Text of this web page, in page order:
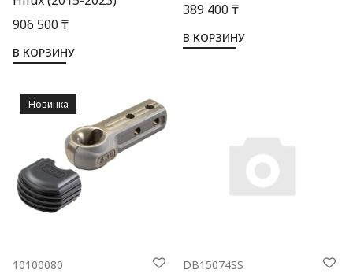
906 500 ₸
В КОРЗИНУ
389 400 ₸
В КОРЗИНУ
10100080
Новинка
DB15074SS